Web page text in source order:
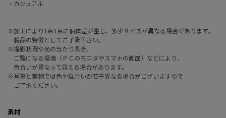
・カジュアル
※加工により1点1点に個体差が生じ、多少サイズが異なる場合があります。
製品の特徴としてご了承下さい。
※撮影状況や光の当たり具合、
ご覧になる環境（ＰＣのモニタやスマホの画面）などにより、
色合いが異なって見える場合があります。
※写真と実物では色や風合いが若干異なる場合がございますので
ご了承ください。
素材